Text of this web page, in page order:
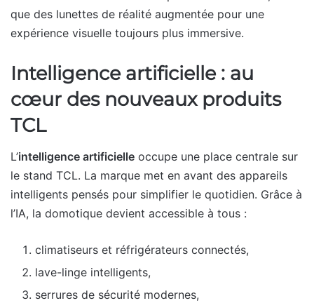
que des lunettes de réalité augmentée pour une
expérience visuelle toujours plus immersive.
Intelligence artificielle : au
cœur des nouveaux produits
TCL
L’intelligence artificielle occupe une place centrale sur
le stand TCL. La marque met en avant des appareils
intelligents pensés pour simplifier le quotidien. Grâce à
l’IA, la domotique devient accessible à tous :
climatiseurs et réfrigérateurs connectés,
lave-linge intelligents,
serrures de sécurité modernes,